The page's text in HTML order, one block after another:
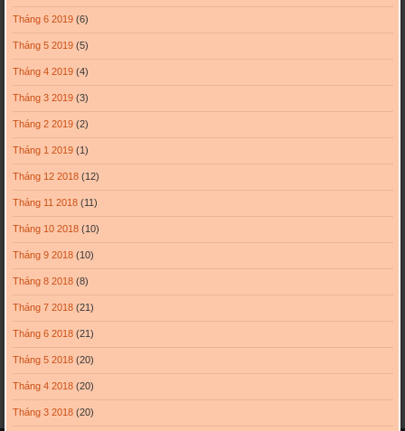
Tháng 6 2019(6)
Tháng 5 2019(5)
Tháng 4 2019(4)
Tháng 3 2019(3)
Tháng 2 2019(2)
Tháng 1 2019(1)
Tháng 12 2018(12)
Tháng 11 2018(11)
Tháng 10 2018(10)
Tháng 9 2018(10)
Tháng 8 2018(8)
Tháng 7 2018(21)
Tháng 6 2018(21)
Tháng 5 2018(20)
Tháng 4 2018(20)
Tháng 3 2018(20)